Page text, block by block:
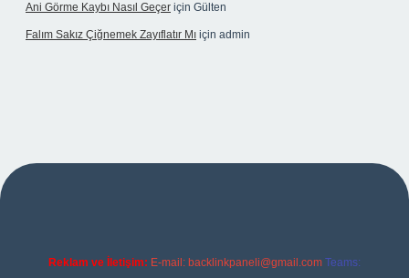
Ani Görme Kaybı Nasıl Geçer için Gülten
Falım Sakız Çiğnemek Zayıflatır Mı için admin
Reklam ve İletişim: E-mail: backlinkpaneli@gmail.com Teams: